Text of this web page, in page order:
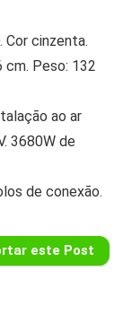
Cor cinzenta.
cm. Peso: 132
ao ar
3680W de
de conexão.
este Post